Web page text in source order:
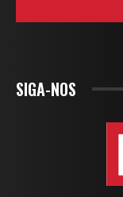
SIGA-NOS